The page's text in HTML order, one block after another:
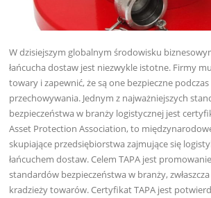
W dzisiejszym globalnym środowisku
łańcucha dostaw jest niezwykle istotne. Firmy
towary i zapewnić, że są one bezpieczne
przechowywania. Jednym z najważniejszych
bezpieczeństwa w branży logistycznej jest
Asset Protection Association, to
skupiające przedsiębiorstwa zajmujące się
łańcuchem dostaw. Celem TAPA jest
standardów bezpieczeństwa w branży,
kradzieży towarów. Certyfikat TAPA jest